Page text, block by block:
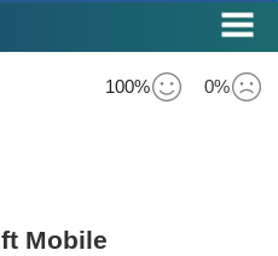
100% 0%
Mobile